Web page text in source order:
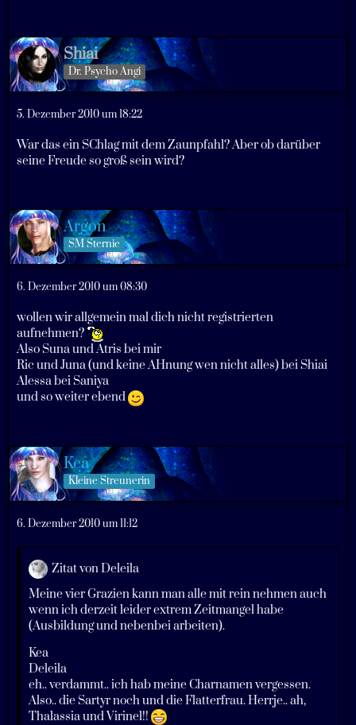
Shiai
Dr. Psycho Angi
5. Dezember 2010 um 18:22
War das ein SChlag mit dem Zaunpfahl? Aber ob darüber
seine Freude so groß sein wird?
Argon
SM Sternie
6. Dezember 2010 um 08:30
wollen wir allgemein mal dich nicht registrierten
aufnehmen?
Also Suna und Atris bei mir
Ric und Juna (und keine AHnung wen nicht alles) bei Shiai
Alessa bei Saniya
und so weiter ebend
Kea
Kleine Streunerin
6. Dezember 2010 um 11:12
Zitat von Deleila
Meine vier Grazien kann man alle mit rein nehmen auch
wenn ich derzeit leider extrem Zeitmangel habe
(Ausbildung und nebenbei arbeiten).
Kea
Deleila
eh.. verdammt.. ich hab meine Charnamen vergessen.
Also.. die Sartyr noch und die Flatterfrau. Herrje.. ah,
Thalassia und Virinel!!